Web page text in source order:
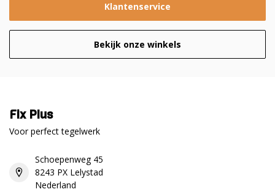
Klantenservice
Bekijk onze winkels
Fix Plus
Voor perfect tegelwerk
Schoepenweg 45
8243 PX Lelystad
Nederland